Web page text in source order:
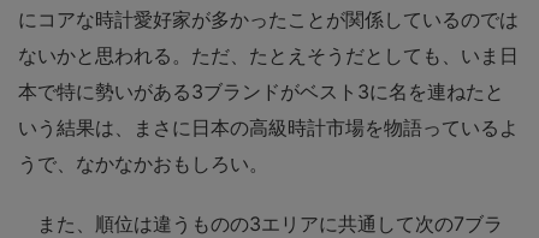
にコアな時計愛好家が多かったことが関係しているのでは
ないかと思われる。ただ、たとえそうだとしても、いま日
本で特に勢いがある3ブランドがベスト3に名を連ねたと
いう結果は、まさに日本の高級時計市場を物語っているよ
うで、なかなかおもしろい。
また、順位は違うものの3エリアに共通して次の7ブラ